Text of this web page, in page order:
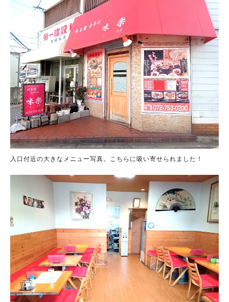
入口付近の大きなメニュー写真。こちらに吸い寄せられました！